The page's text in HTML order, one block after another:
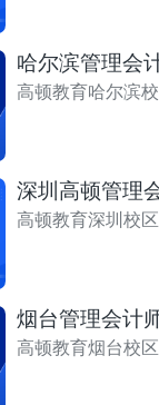
哈尔滨管理会
高顿教育哈尔滨
深圳高顿管理
高顿教育深圳校区
烟台管理会计
高顿教育烟台校区